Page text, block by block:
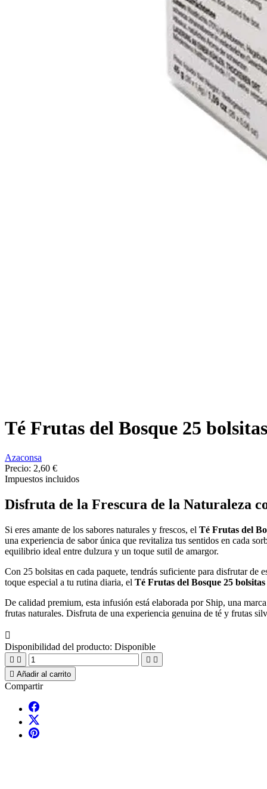
Té Frutas del Bosque 25
Azaconsa
Precio: 2,60 €
Impuestos incluidos
Disfruta de la Frescura de la Naturaleza
Si eres amante de los sabores naturales y frescos, el Té Frutas del
una experiencia de sabor única que revitaliza tus sentidos en cada
equilibrio ideal entre dulzura y un toque sutil de amargor.
Con 25 bolsitas en cada paquete, tendrás suficiente para disfrutar de
toque especial a tu rutina diaria, el Té Frutas del Bosque 25
De calidad premium, esta infusión está elaborada por Ship, una
frutas naturales. Disfruta de una experiencia genuina de té y frutas

Disponibilidad del producto: Disponible
   
 Añadir al carrito
Compartir